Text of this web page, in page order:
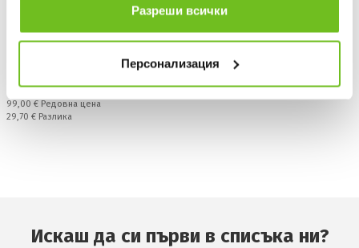
Разреши всички
Персонализация
LEVSKI
Levski Grey Jersey 25/26
Текуща цена:
69,30 €/135,54 лв.
Редовна цена:
99,00 € Редовна цена
Спестявате:
29,70 € Разлика
Искаш да си първи в списъка ни?